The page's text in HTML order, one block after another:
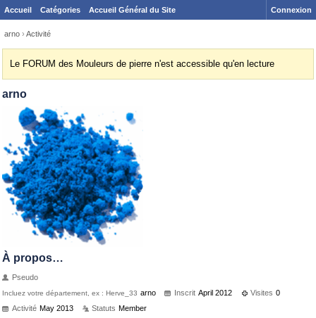
Accueil Catégories Accueil Général du Site Connexion
arno › Activité
Le FORUM des Mouleurs de pierre n'est accessible qu'en lecture
arno
À propos…
Pseudo
Incluez votre département, ex : Herve_33 arno Inscrit April 2012 Visites 0
Activité May 2013 Statuts Member